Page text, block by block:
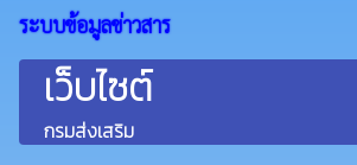
ระบบข้อมูลข่าวสาร
เว็บไซต์
กรมส่งเสริม